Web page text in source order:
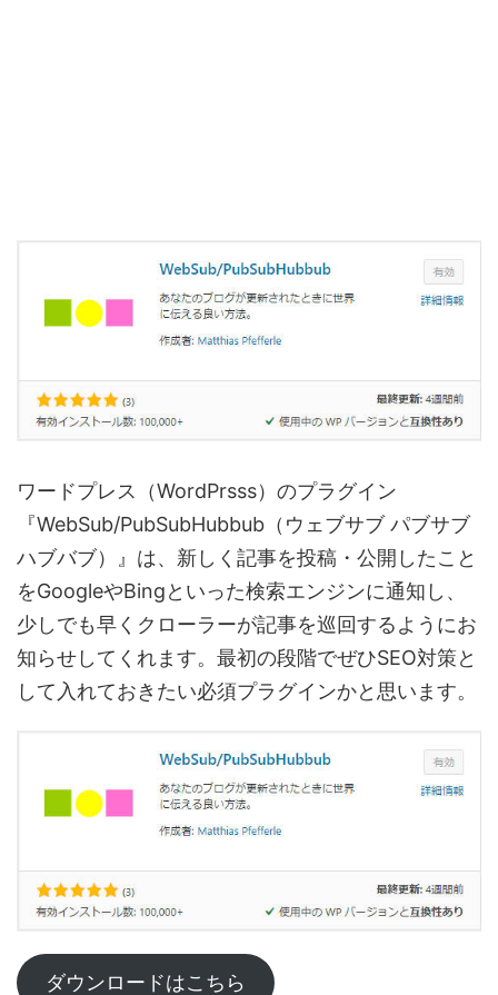
ワードプレス（WordPrsss）のプラグイン
『WebSub/PubSubHubbub（ウェブサブ パブサブ
ハブバブ）』は、新しく記事を投稿・公開したこと
をGoogleやBingといった検索エンジンに通知し、
少しでも早くクローラーが記事を巡回するようにお
知らせしてくれます。最初の段階でぜひSEO対策と
して入れておきたい必須プラグインかと思います。
ダウンロードはこちら